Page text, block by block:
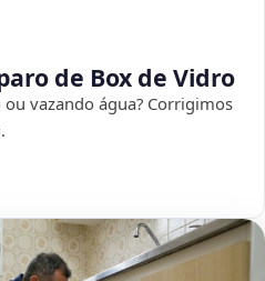
de Box de Vidro
vazando água? Corrigimos